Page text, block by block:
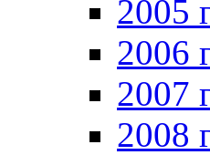
2005
2006
2007
2008